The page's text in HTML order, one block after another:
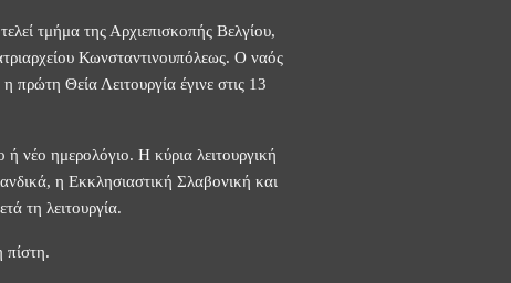
τμήμα της Αρχιεπισκοπής Βελγίου,
Κωνσταντινουπόλεως. Ο ναός
Θεία Λειτουργία έγινε στις 13
νέο ημερολόγιο. Η κύρια λειτουργική
η Εκκλησιαστική Σλαβονική και
τη λειτουργία.
πίστη.